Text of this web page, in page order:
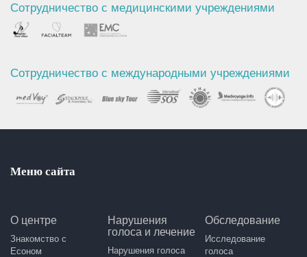
Сотрудничество с медицинскими учреждениями
Сотрудничество с международными учреждениями
Меню сайта
О центре
Знакомство с
Есоном
Нарушения
голоса и лечение
Нарушения голоса
Обследование
Исследование
голоса